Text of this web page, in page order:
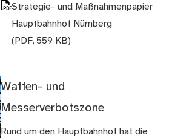
Strategie- und Maßnahmenpapier
Hauptbahnhof Nürnberg
(PDF, 559 KB)
Waffen- und
Messerverbotszone
Rund um den Hauptbahnhof hat die